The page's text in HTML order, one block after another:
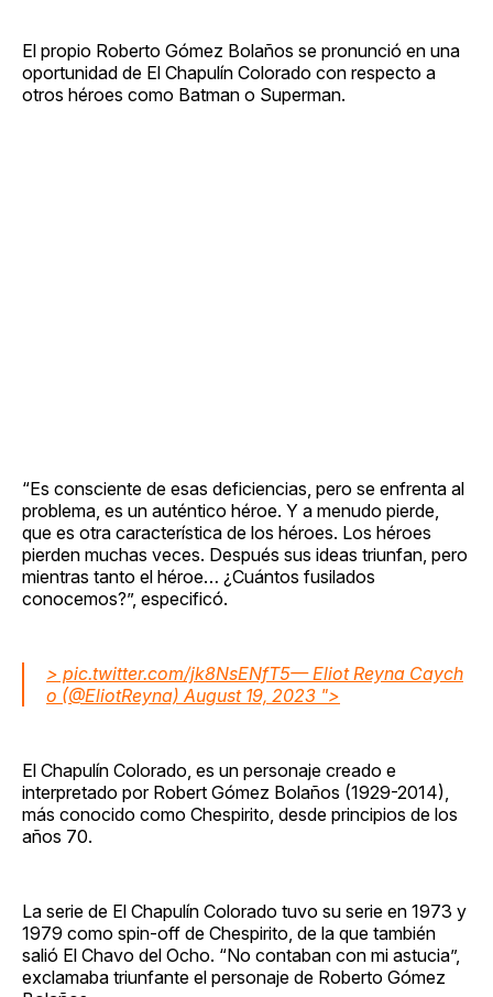
El propio Roberto Gómez Bolaños se pronunció en una
oportunidad de El Chapulín Colorado con respecto a
otros héroes como Batman o Superman.
“Es consciente de esas deficiencias, pero se enfrenta al
problema, es un auténtico héroe. Y a menudo pierde,
que es otra característica de los héroes. Los héroes
pierden muchas veces. Después sus ideas triunfan, pero
mientras tanto el héroe… ¿Cuántos fusilados
conocemos?”, especificó.
> pic.twitter.com/jk8NsENfT5— Eliot Reyna Caych
o (@EliotReyna) August 19, 2023 ">
El Chapulín Colorado, es un personaje creado e
interpretado por Robert Gómez Bolaños (1929-2014),
más conocido como Chespirito, desde principios de los
años 70.
La serie de El Chapulín Colorado tuvo su serie en 1973 y
1979 como spin-off de Chespirito, de la que también
salió El Chavo del Ocho. “No contaban con mi astucia”,
exclamaba triunfante el personaje de Roberto Gómez